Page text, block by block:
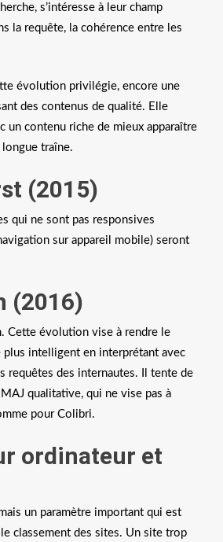
s’intéresse à leur champ
la requête, la cohérence entre les
évolution privilégie, encore une
des contenus de qualité. Elle
un contenu riche de mieux apparaître
traîne.
(2015)
qui ne sont pas responsives
sur appareil mobile) seront
(2016)
Cette évolution vise à rendre le
plus intelligent en interprétant avec
requêtes des internautes. Il tente de
qualitative, qui ne vise pas à
pour Colibri.
ordinateur et
un paramètre important qui est
classement des sites. Un site trop